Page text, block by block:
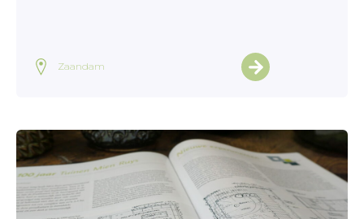
Zaandam